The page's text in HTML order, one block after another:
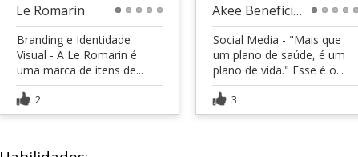
Le Romarin
Branding e Identidade
Visual - A Le Romarin é
uma marca de itens de...
2
Akee Benefícios
Social Media - "Mais que
um plano de saúde, é um
plano de vida." Esse é o...
3